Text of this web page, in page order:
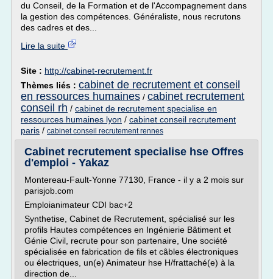
du Conseil, de la Formation et de l'Accompagnement dans
la gestion des compétences. Généraliste, nous recrutons
des cadres et des...
Lire la suite
Site : http://cabinet-recrutement.fr
Thèmes liés : cabinet de recrutement et conseil
en ressources humaines / cabinet recrutement
conseil rh / cabinet de recrutement specialise en
ressources humaines lyon / cabinet conseil recrutement
paris / cabinet conseil recrutement rennes
Cabinet recrutement specialise hse Offres
d'emploi - Yakaz
Montereau-Fault-Yonne 77130, France - il y a 2 mois sur
parisjob.com
Emploianimateur CDI bac+2
Synthetise, Cabinet de Recrutement, spécialisé sur les
profils Hautes compétences en Ingénierie Bâtiment et
Génie Civil, recrute pour son partenaire, Une société
spécialisée en fabrication de fils et câbles électroniques
ou électriques, un(e) Animateur hse H/frattaché(e) à la
direction de...